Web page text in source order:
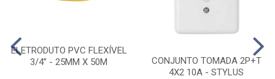
ELETRODUTO PVC FLEXÍVEL
3/4” - 25MM X 50M
CONJUNTO TOMADA 2P+T
4X2 10A - STYLUS